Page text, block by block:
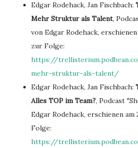
Edgar Rodehack, Jan Fischbach:
Mehr Struktur als Talent,
von Edgar Rodehack, erschienen
zur Folge:
https://
mehr-struktur-als-talent/
Edgar Rodehack, Jan Fischbach:
Alles TOP im Team?, Podcast
Edgar Rodehack, erschienen am
Folge:
https://